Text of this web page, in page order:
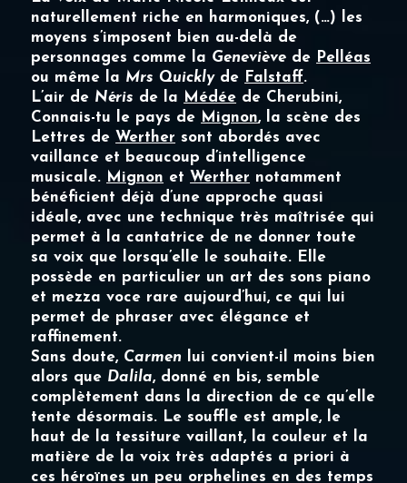
naturellement riche en harmoniques, (…) les
moyens s’imposent bien au-delà de
personnages comme la Geneviève de Pelléas
ou même la Mrs Quicklyde Falstaff.
L’air de Néris de la Médée de Cherubini,
Connais-tu le pays de Mignon, la scène des
Lettres de Werther sont abordés avec
vaillance et beaucoup d’intelligence
musicale. Mignon et Werther notamment
bénéficient déjà d’une approche quasi
idéale, avec une technique très maîtrisée qui
permet à la cantatrice de ne donner toute
sa voix que lorsqu’elle le souhaite. Elle
possède en particulier un art des sons piano
et mezza voce rare aujourd’hui, ce qui lui
permet de phraser avec élégance et
raffinement.
Sans doute, Carmen lui convient-il moins bien
alors que Dalila, donné en bis, semble
complètement dans la direction de ce qu’elle
tente désormais. Le souffle est ample, le
haut de la tessiture vaillant, la couleur et la
matière de la voix très adaptés a priori à
ces héroïnes un peu orphelines en des temps